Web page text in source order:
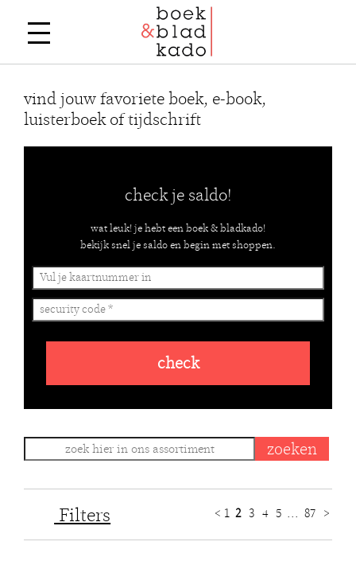
vind jouw favoriete boek, e-book,
luisterboek of tijdschrift
check je saldo!
wat leuk! je hebt een boek & bladkado!
bekijk snel je saldo en begin met shoppen.
check
Filters < 1 2 3 4 5 ... 87 >